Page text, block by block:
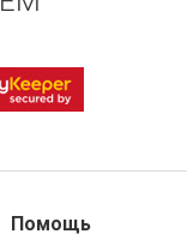
Помощь